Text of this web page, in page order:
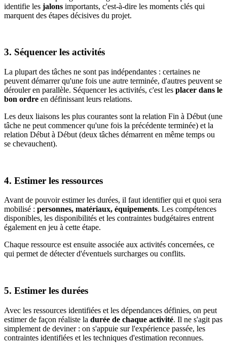
identifie les jalons importants, c'est-à-dire les moments clés qui
marquent des étapes décisives du projet.
3. Séquencer les activités
La plupart des tâches ne sont pas indépendantes : certaines ne
peuvent démarrer qu'une fois une autre terminée, d'autres peuvent se
dérouler en parallèle. Séquencer les activités, c'est les placer dans le
bon ordre en définissant leurs relations.
Les deux liaisons les plus courantes sont la relation Fin à Début (une
tâche ne peut commencer qu'une fois la précédente terminée) et la
relation Début à Début (deux tâches démarrent en même temps ou
se chevauchent).
4. Estimer les ressources
Avant de pouvoir estimer les durées, il faut identifier qui et quoi sera
mobilisé : personnes, matériaux, équipements. Les compétences
disponibles, les disponibilités et les contraintes budgétaires entrent
également en jeu à cette étape.
Chaque ressource est ensuite associée aux activités concernées, ce
qui permet de détecter d'éventuels surcharges ou conflits.
5. Estimer les durées
Avec les ressources identifiées et les dépendances définies, on peut
estimer de façon réaliste la durée de chaque activité. Il ne s'agit pas
simplement de deviner : on s'appuie sur l'expérience passée, les
contraintes identifiées et les techniques d'estimation reconnues.